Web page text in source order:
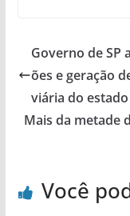
Governo de SP
ões e geração
viária do estado
Mais da metade
Você